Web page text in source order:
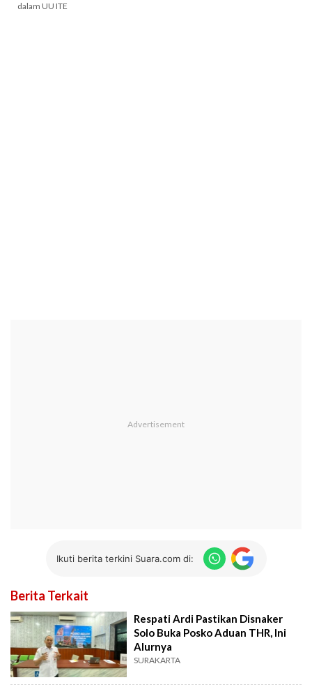
dalam UU ITE
Ikuti berita terkini Suara.com di:
Berita Terkait
Respati Ardi Pastikan Disnaker
Solo Buka Posko Aduan THR, Ini
Alurnya
SURAKARTA